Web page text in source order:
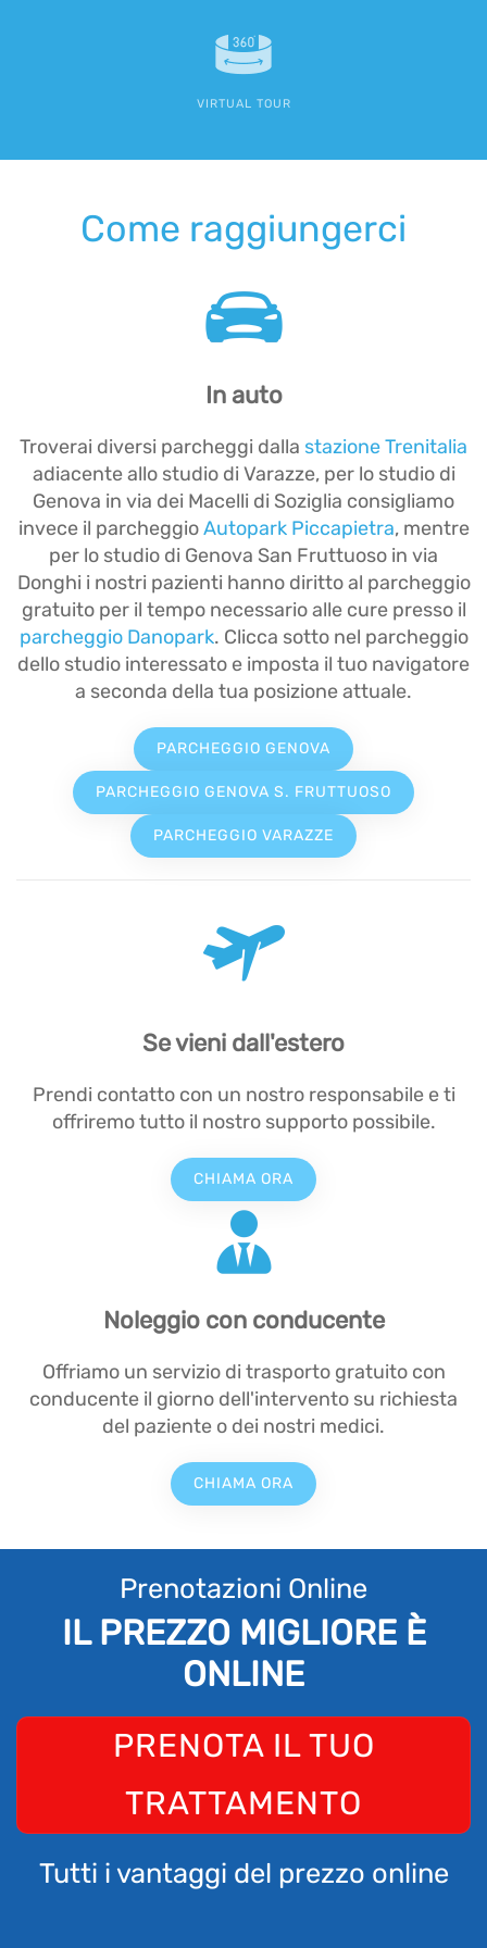
VIRTUAL TOUR
Come raggiungerci
In auto
Troverai diversi parcheggi dalla stazione Trenitalia
adiacente allo studio di Varazze, per lo studio di
Genova in via dei Macelli di Soziglia consigliamo
invece il parcheggioAutopark Piccapietra, mentre
per lo studio di Genova San Fruttuoso in via
Donghi i nostri pazienti hanno diritto al parcheggio
gratuito per il tempo necessario alle cure presso il
parcheggio Danopark. Clicca sotto nel parcheggio
dello studio interessato e imposta il tuo navigatore
a seconda della tua posizione attuale.
PARCHEGGIO GENOVA
PARCHEGGIO GENOVA S. FRUTTUOSO
PARCHEGGIO VARAZZE
Se vieni dall'estero
Prendi contatto con un nostro responsabile e ti
offriremo tutto il nostro supporto possibile.
CHIAMA ORA
Noleggio con conducente
Offriamo un servizio di trasporto gratuito con
conducente il giorno dell'intervento su richiesta
del paziente o dei nostri medici.
CHIAMA ORA
Prenotazioni Online
IL PREZZO MIGLIORE È
ONLINE
PRENOTA IL TUO
TRATTAMENTO
Tutti i vantaggi del prezzo online